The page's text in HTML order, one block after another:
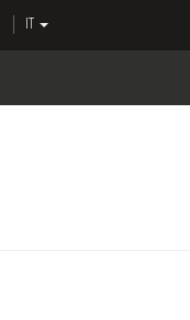
IT